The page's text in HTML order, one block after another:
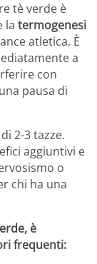
tè verde è
la termogenesi
atletica. È
a
con
pausa di
2-3 tazze.
aggiuntivi e
o
chi ha una
è
frequenti: